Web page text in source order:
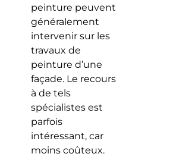
peinture peuvent
généralement
intervenir sur les
travaux de
peinture d’une
façade. Le recours
à de tels
spécialistes est
parfois
intéressant, car
moins coûteux.